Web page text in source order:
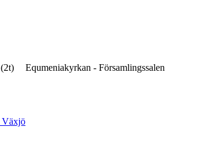
(2t) Equmeniakyrkan - Församlingssalen
Växjö